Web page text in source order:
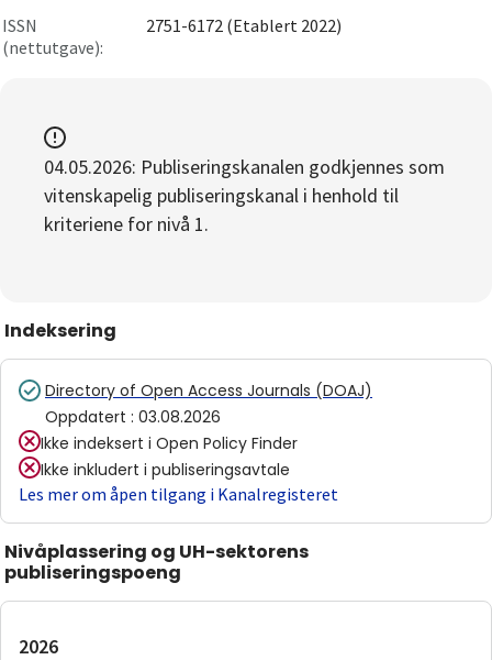
ISSN
(nettutgave):
2751-6172 (Etablert 2022)
04.05.2026: Publiseringskanalen godkjennes som
vitenskapelig publiseringskanal i henhold til
kriteriene for nivå 1.
Indeksering
Directory of Open Access Journals (DOAJ)
Oppdatert : 03.08.2026
Ikke indeksert i Open Policy Finder
Ikke inkludert i publiseringsavtale
Les mer om åpen tilgang i Kanalregisteret
Nivåplassering og UH-sektorens
publiseringspoeng
2026